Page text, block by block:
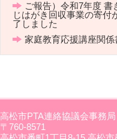
ご報告）令和7年度 書
じはがき回収事業の寄付
了しました
家庭教育応援講座関係
高松市PTA連絡協議会事務局
〒760-8571